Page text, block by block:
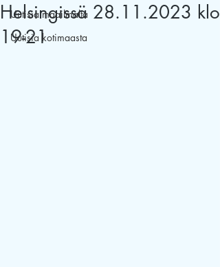
Uutisia maailmalta
Uutisia kotimaasta
Helsingissä 28.11.2023 klo
19-21